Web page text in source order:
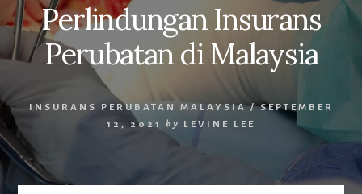
Perlindungan Insurans
Perubatan di Malaysia
INSURANS PERUBATAN MALAYSIA/ SEPTEMBER
12, 2021
by LEVINE LEE